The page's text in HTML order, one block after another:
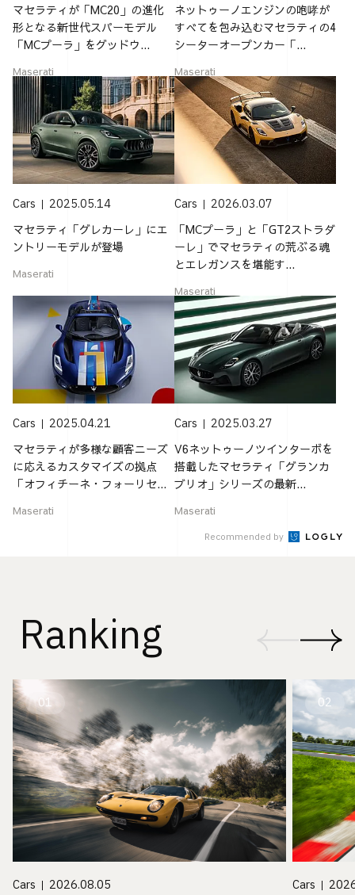
マセラティが「MC20」の進化
形となる新世代スパーモデル
「MCプーラ」をグッドウ...
Maserati
ネットゥーノエンジンの咆哮が
すべてを包み込むマセラティの4
シーターオープンカー「...
Maserati
Cars 2025.05.14
マセラティ「グレカーレ」にエ
ントリーモデルが登場
Maserati
Cars 2026.03.07
「MCプーラ」と「GT2ストラダ
ーレ」でマセラティの荒ぶる魂
とエレガンスを堪能す...
Maserati
Cars 2025.04.21
マセラティが多様な顧客ニーズ
に応えるカスタマイズの拠点
「オフィチーネ・フォーリセ...
Maserati
Cars 2025.03.27
V6ネットゥーノツインターボを
搭載したマセラティ「グランカ
ブリオ」シリーズの最新...
Maserati
Recommended by
Ranking
01
Cars 2026.08.05
02
Cars